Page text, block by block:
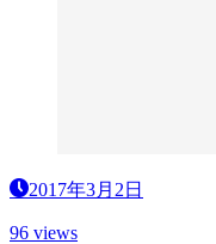
2017年3月2日
96 views